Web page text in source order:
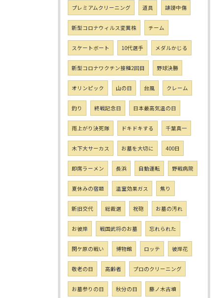
プレミアムクリーニング 道具 誹謗中傷
新型コロナウィルス変異株 チーム
スケートボート 10代選手 メダルかじる
新型コロナワクチン接種2回目 野球決勝
オリンピック 山の日 台風 クレーム
釣り 終戦記念日 日本最高気温の日
雨上がり決死隊 ドキドキする 千葉真一
木下大サーカス お墓を大切に 400日
即席ラーメン 長浜 自動運転 野戦病院
夏休みの宿題 温室効果ガス 焦り
新旧交代 総裁選 祝砲 お墓の汚れ
お彼岸 戦国武将のお墓 忘れられた
関ケ原の戦い 博物館 ロッテ 彼岸花
敬老の日 高齢者 プロのクリーニング
お墓参りの日 秋分の日 藤ノ木古墳